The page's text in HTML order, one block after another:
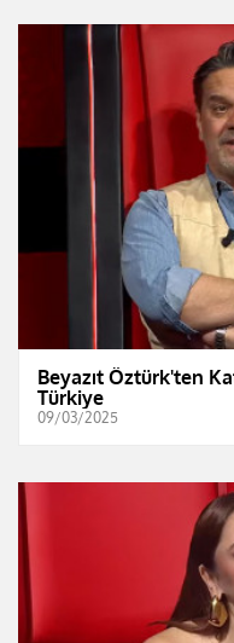
Beyazıt Öztürk'ten
Türkiye
09/03/2025